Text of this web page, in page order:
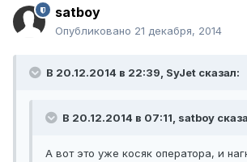
satboy
Опубликовано 21 декабря, 2014
В 20.12.2014 в 22:39, SyJet сказал:
В 20.12.2014 в 07:11, satboy
А вот это уже косяк оператора, и